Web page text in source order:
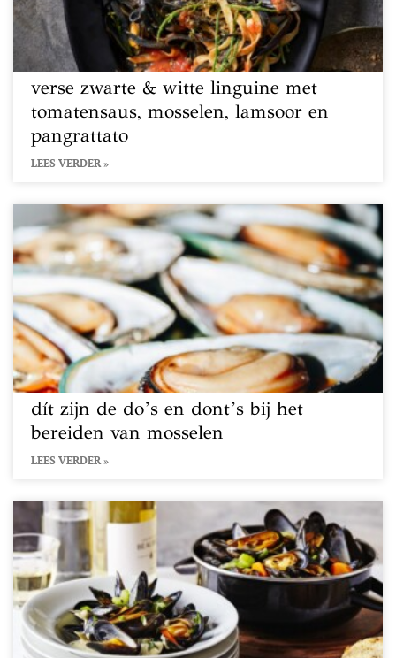
verse zwarte & witte linguine met
tomatensaus, mosselen, lamsoor en
pangrattato
LEES VERDER »
dít zijn de do’s en dont’s bij het
bereiden van mosselen
LEES VERDER »